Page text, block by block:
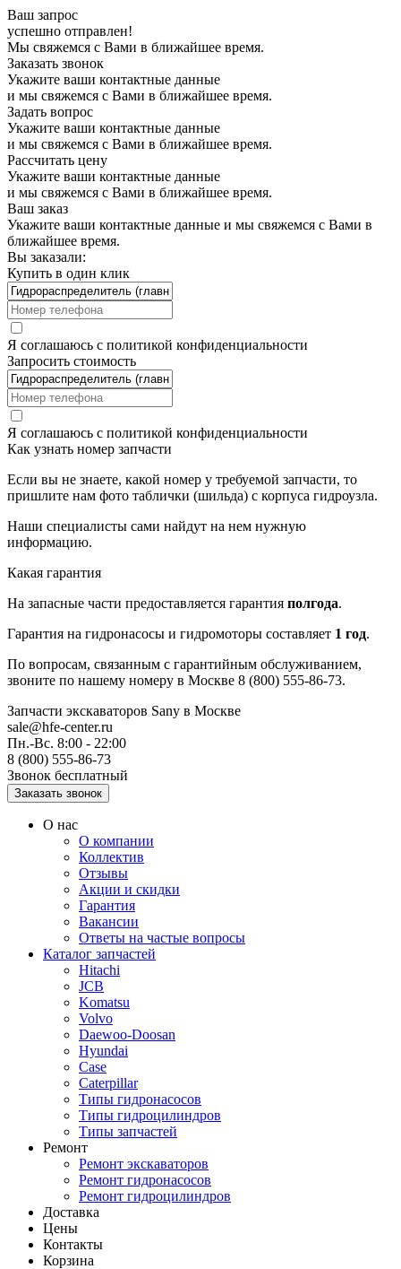
Ваш запрос
успешно отправлен!
Мы свяжемся с Вами в ближайшее время.
Заказать звонок
Укажите ваши контактные данные
и мы свяжемся с Вами в ближайшее время.
Задать вопрос
Укажите ваши контактные данные
и мы свяжемся с Вами в ближайшее время.
Рассчитать цену
Укажите ваши контактные данные
и мы свяжемся с Вами в ближайшее время.
Ваш заказ
Укажите ваши контактные данные и мы свяжемся с Вами в
ближайшее время.
Вы заказали:
Купить в один клик
Я соглашаюсь с политикой конфиденциальности
Запросить стоимость
Я соглашаюсь с политикой конфиденциальности
Как узнать номер запчасти
Если вы не знаете, какой номер у требуемой запчасти, то
пришлите нам фото таблички (шильда) с корпуса гидроузла.
Наши специалисты сами найдут на нем нужную
информацию.
Какая гарантия
На запасные части предоставляется гарантия полгода.
Гарантия на гидронасосы и гидромоторы составляет 1 год.
По вопросам, связанным с гарантийным обслуживанием,
звоните по нашему номеру в Москве 8 (800) 555-86-73.
Запчасти экскаваторов Sany в Москве
sale@hfe-center.ru
Пн.-Вс. 8:00 - 22:00
8 (800) 555-86-73
Звонок бесплатный
О нас
О компании
Коллектив
Отзывы
Акции и скидки
Гарантия
Вакансии
Ответы на частые вопросы
Каталог запчастей
Hitachi
JCB
Komatsu
Volvo
Daewoo-Doosan
Hyundai
Case
Caterpillar
Типы гидронасосов
Типы гидроцилиндров
Типы запчастей
Ремонт
Ремонт экскаваторов
Ремонт гидронасосов
Ремонт гидроцилиндров
Доставка
Цены
Контакты
Корзина